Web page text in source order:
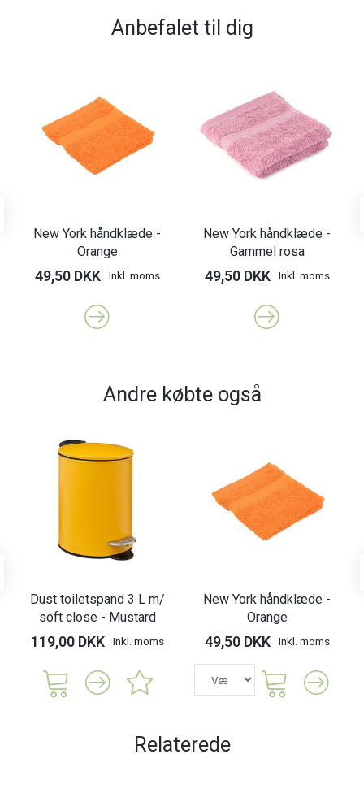
Anbefalet til dig
New York håndklæde -
Orange
49,50 DKK Inkl. moms
New York håndklæde -
Gammel rosa
49,50 DKK Inkl. moms
Andre købte også
Dust toiletspand 3 L m/
soft close - Mustard
119,00 DKK Inkl. moms
New York håndklæde -
Orange
49,50 DKK Inkl. moms
Relaterede